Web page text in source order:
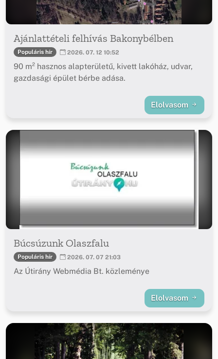
Ajánlattételi felhívás Bakonybélben
Populáris hír 2026. 07. 12 10:52
90 m² hasznos alapterületű, kivett lakóház, udvar,
gazdasági épület bérbe adása.
Elolvasom
Búcsúzunk Olaszfalu
Populáris hír 2026. 07. 07 21:03
Az Útirány Webmédia Bt. közleménye
Elolvasom